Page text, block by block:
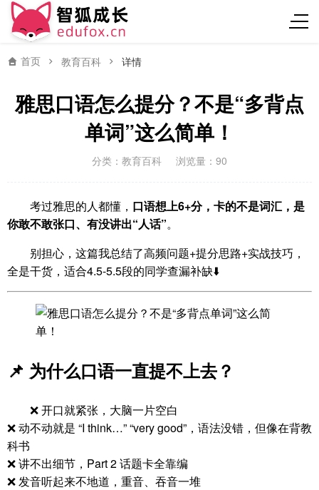
首页 教育百科 详情
雅思口语怎么提分？不是“多背点
单词”这么简单！
分类： 教育百科 浏览量：90
考过雅思的人都懂， 口语想上6+分，卡的不是词汇，是
你敢不敢张口、有没讲出“人话”。
别担心，这篇我总结了高频问题+提分思路+实战技巧，
全是干货，适合4.5-5.5段的同学查漏补缺⬇️
📌 为什么口语一直提不上去？
❌ 开口就紧张，大脑一片空白
❌ 动不动就是 “I think…” “very good”，语法没错，但像在背教
科书
❌ 讲不出细节，Part 2 话题卡全靠编
❌ 发音听起来不地道，重音、吞音一堆